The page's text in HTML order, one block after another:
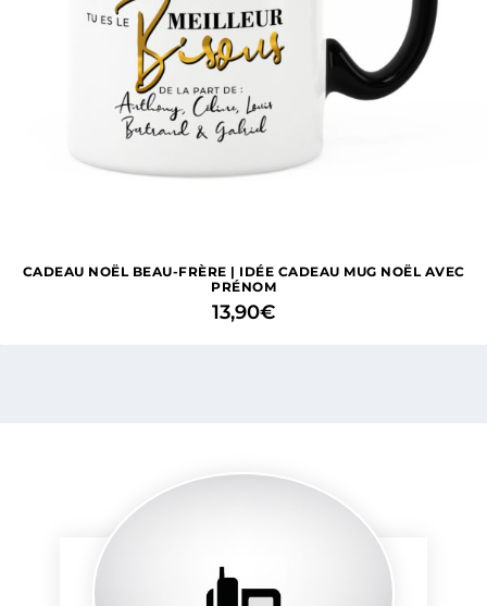
CADEAU NOËL BEAU-FRÈRE | IDÉE CADEAU MUG NOËL AVEC
PRÉNOM
13,90€